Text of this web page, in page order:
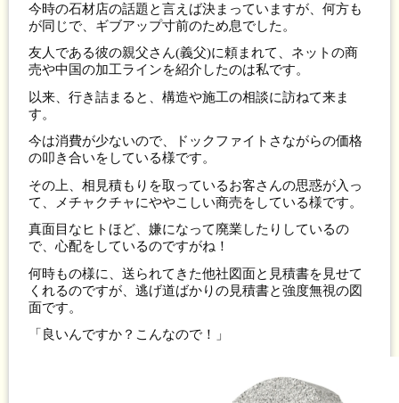
今時の石材店の話題と言えば決まっていますが、何方も
が同じで、ギブアップ寸前のため息でした。
友人である彼の親父さん(義父)に頼まれて、ネットの商
売や中国の加工ラインを紹介したのは私です。
以来、行き詰まると、構造や施工の相談に訪ねて来ま
す。
今は消費が少ないので、ドックファイトさながらの価格
の叩き合いをしている様です。
その上、相見積もりを取っているお客さんの思惑が入っ
て、メチャクチャにややこしい商売をしている様です。
真面目なヒトほど、嫌になって廃業したりしているの
で、心配をしているのですがね！
何時もの様に、送られてきた他社図面と見積書を見せて
くれるのですが、逃げ道ばかりの見積書と強度無視の図
面です。
「良いんですか？こんなので！」